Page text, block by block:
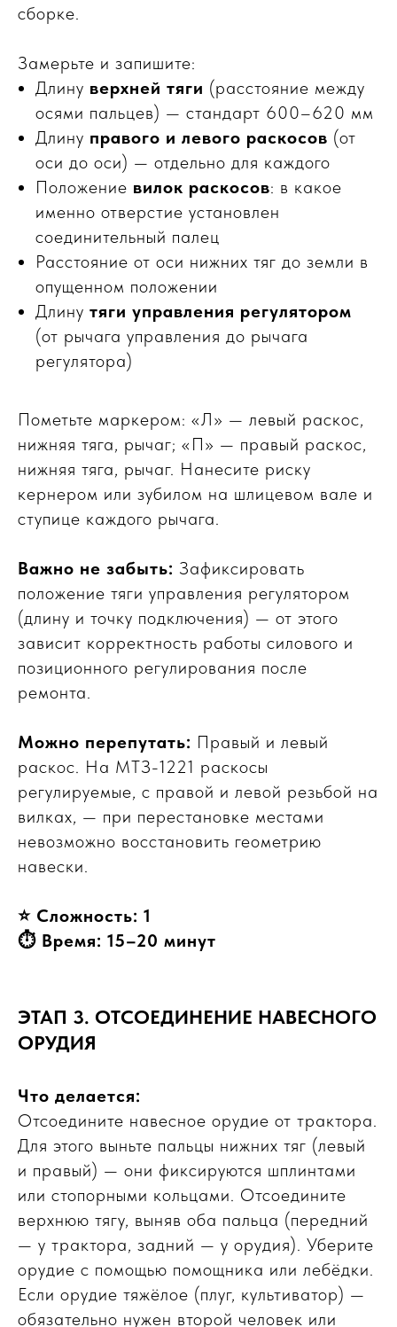
сборке.
Замерьте и запишите:
Длину верхней тяги (расстояние между
осями пальцев) — стандарт 600–620 мм
Длину правого и левого раскосов (от
оси до оси) — отдельно для каждого
Положение вилок раскосов: в какое
именно отверстие установлен
соединительный палец
Расстояние от оси нижних тяг до земли в
опущенном положении
Длину тяги управления регулятором
(от рычага управления до рычага
регулятора)
Пометьте маркером: «Л» — левый раскос,
нижняя тяга, рычаг; «П» — правый раскос,
нижняя тяга, рычаг. Нанесите риску
кернером или зубилом на шлицевом вале и
ступице каждого рычага.
Важно не забыть: Зафиксировать
положение тяги управления регулятором
(длину и точку подключения) — от этого
зависит корректность работы силового и
позиционного регулирования после
ремонта.
Можно перепутать: Правый и левый
раскос. На МТЗ-1221 раскосы
регулируемые, с правой и левой резьбой на
вилках, — при перестановке местами
невозможно восстановить геометрию
навески.
⭐ Сложность: 1
⏱ Время: 15–20 минут
ЭТАП 3. ОТСОЕДИНЕНИЕ НАВЕСНОГО
ОРУДИЯ
Что делается:
Отсоедините навесное орудие от трактора.
Для этого выньте пальцы нижних тяг (левый
и правый) — они фиксируются шплинтами
или стопорными кольцами. Отсоедините
верхнюю тягу, выняв оба пальца (передний
— у трактора, задний — у орудия). Уберите
орудие с помощью помощника или лебёдки.
Если орудие тяжёлое (плуг, культиватор) —
обязательно нужен второй человек или